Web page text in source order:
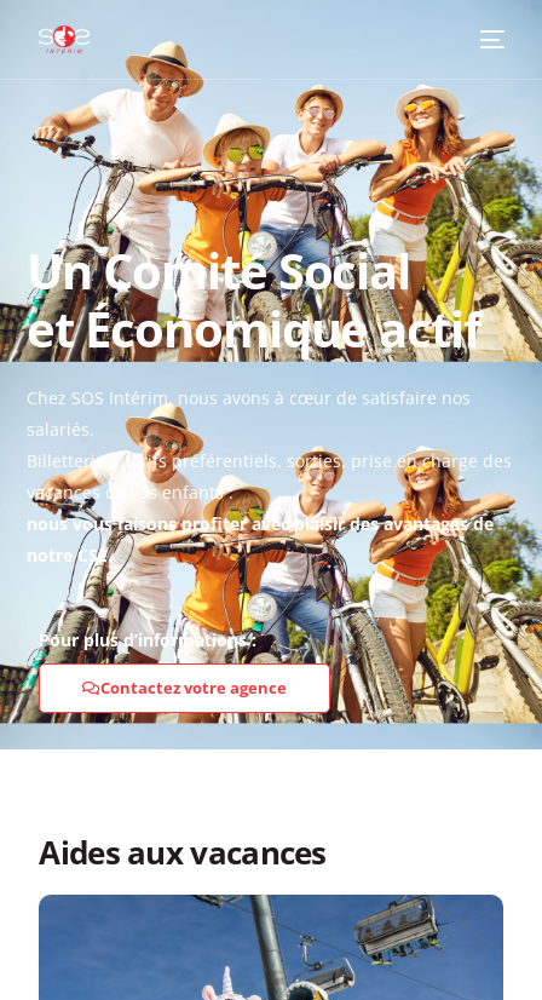
Un Comité Social
et Économique actif
Chez SOS Intérim, nous avons à cœur de satisfaire nos
salariés.
Billetterie à tarifs préférentiels, sorties, prise en charge des
vacances de vos enfants :
nous vous faisons profiter avec plaisir des avantages de
notre CSE.
Pour plus d’informations :
Contactez votre agence
Aides aux vacances